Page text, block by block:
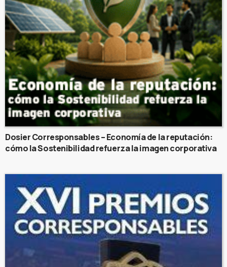
Dosier Corresponsables – Economía de la reputación:
cómo la Sostenibilidad refuerza la imagen corporativa